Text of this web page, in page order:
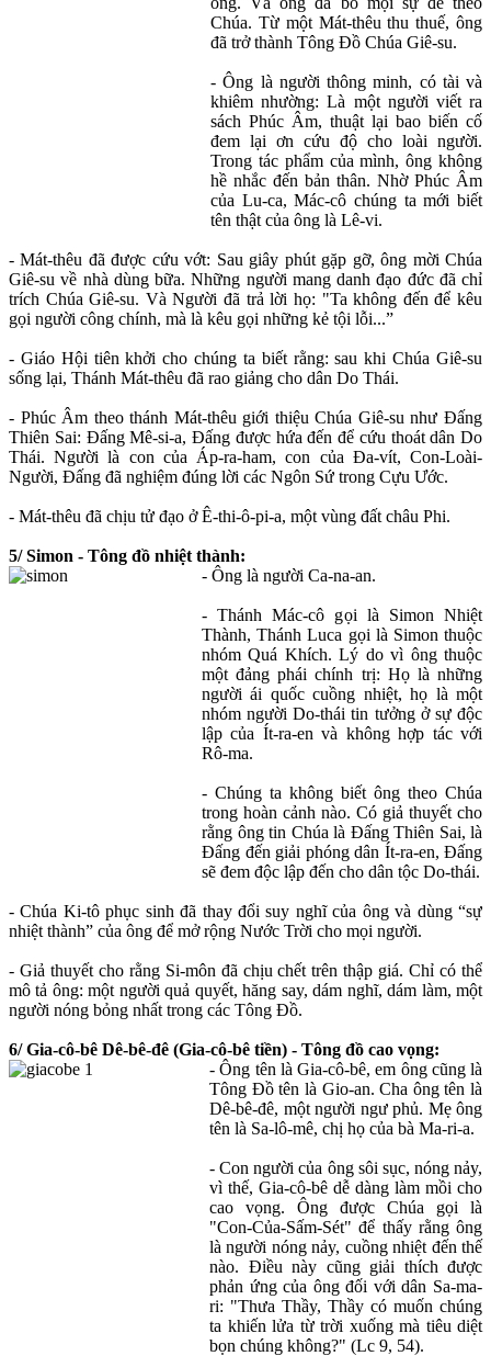
Chúa. Từ một Mát-thêu thu thuế, ông
đã trở thành Tông Đồ Chúa Giê-su.
- Ông là người thông minh, có tài và
khiêm nhường: Là một người viết ra
sách Phúc Âm, thuật lại bao biến cố
đem lại ơn cứu độ cho loài người.
Trong tác phẩm của mình, ông không
hề nhắc đến bản thân. Nhờ Phúc Âm
của Lu-ca, Mác-cô chúng ta mới biết
tên thật của ông là Lê-vi.
- Mát-thêu đã được cứu vớt: Sau giây phút gặp gỡ, ông mời Chúa
Giê-su về nhà dùng bữa. Những người mang danh đạo đức đã chỉ
trích Chúa Giê-su. Và Người đã trả lời họ: "Ta không đến để kêu
gọi người công chính, mà là kêu gọi những kẻ tội lỗi...”
- Giáo Hội tiên khởi cho chúng ta biết rằng: sau khi Chúa Giê-su
sống lại, Thánh Mát-thêu đã rao giảng cho dân Do Thái.
- Phúc Âm theo thánh Mát-thêu giới thiệu Chúa Giê-su như Đấng
Thiên Sai: Đấng Mê-si-a, Đấng được hứa đến để cứu thoát dân Do
Thái. Người là con của Áp-ra-ham, con của Đa-vít, Con-Loài-
Người, Đấng đã nghiệm đúng lời các Ngôn Sứ trong Cựu Ước.
- Mát-thêu đã chịu tử đạo ở Ê-thi-ô-pi-a, một vùng đất châu Phi.
5/ Simon - Tông đồ nhiệt thành:
- Ông là người Ca-na-an.
- Thánh Mác-cô gọi là Simon Nhiệt
Thành, Thánh Luca gọi là Simon thuộc
nhóm Quá Khích. Lý do vì ông thuộc
một đảng phái chính trị: Họ là những
người ái quốc cuồng nhiệt, họ là một
nhóm người Do-thái tin tưởng ở sự độc
lập của Ít-ra-en và không hợp tác với
Rô-ma.
- Chúng ta không biết ông theo Chúa
trong hoàn cảnh nào. Có giả thuyết cho
rằng ông tin Chúa là Đấng Thiên Sai, là
Đấng đến giải phóng dân Ít-ra-en, Đấng
sẽ đem độc lập đến cho dân tộc Do-thái.
- Chúa Ki-tô phục sinh đã thay đổi suy nghĩ của ông và dùng “sự
nhiệt thành” của ông để mở rộng Nước Trời cho mọi người.
- Giả thuyết cho rằng Si-môn đã chịu chết trên thập giá. Chỉ có thể
mô tả ông: một người quả quyết, hăng say, dám nghĩ, dám làm, một
người nóng bỏng nhất trong các Tông Đồ.
6/ Gia-cô-bê Dê-bê-đê (Gia-cô-bê tiền) - Tông đồ cao vọng:
- Ông tên là Gia-cô-bê, em ông cũng là
Tông Đồ tên là Gio-an. Cha ông tên là
Dê-bê-đê, một người ngư phủ. Mẹ ông
tên là Sa-lô-mê, chị họ của bà Ma-ri-a.
- Con người của ông sôi sục, nóng nảy,
vì thế, Gia-cô-bê dễ dàng làm mồi cho
cao vọng. Ông được Chúa gọi là
"Con-Của-Sấm-Sét" để thấy rằng ông
là người nóng nảy, cuồng nhiệt đến thế
nào. Điều này cũng giải thích được
phản ứng của ông đối với dân Sa-ma-
ri: "Thưa Thầy, Thầy có muốn chúng
ta khiến lửa từ trời xuống mà tiêu diệt
bọn chúng không?" (Lc 9, 54).